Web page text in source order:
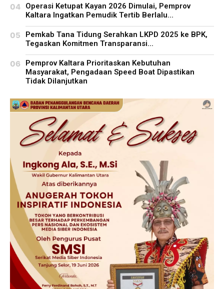
Operasi Ketupat Kayan 2026 Dimulai, Pemprov
Kaltara Ingatkan Pemudik Tertib Berlalu...
Pemkab Tana Tidung Serahkan LKPD 2025 ke BPK,
Tegaskan Komitmen Transparansi...
Pemprov Kaltara Prioritaskan Kebutuhan
Masyarakat, Pengadaan Speed Boat Dipastikan
Tidak Dilanjutkan